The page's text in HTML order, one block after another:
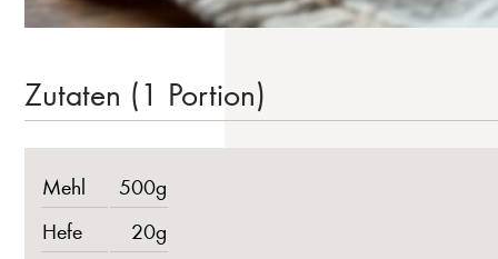
Zutaten (1 Portion)
Mehl
500g
Hefe
20g